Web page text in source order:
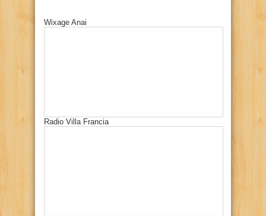
Wixage Anai
Radio Villa Francia